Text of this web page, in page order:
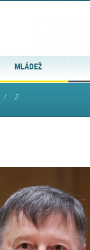
MLÁDEŽ
⁄ 2